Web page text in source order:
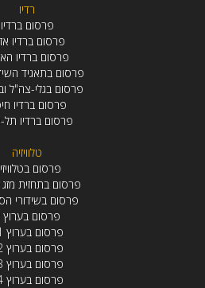
רדיו
פרסום ברדיו
פרסום ברדיו
פרסום ברדיו
פרסום בתאגיד
פרסום בגלי-צה"ל
פרסום ברדיו
פרסום ברדיו
טלוויזיה
פרסום
פרסום בתחזית מזג
פרסום בשידורי
פרסום בערוץ 9
פרסום בערוץ 11
פרסום בערוץ 12
פרסום בערוץ 13
פרסום בערוץ 14